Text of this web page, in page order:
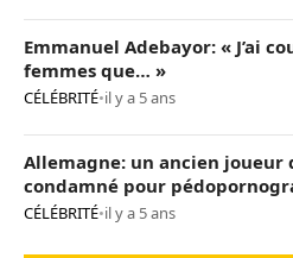
Emmanuel Adebayor: « J’ai
femmes que… »
CÉLÉBRITÉ•il y a 5 ans
Allemagne: un ancien joueur
condamné pour
CÉLÉBRITÉ•il y a 5 ans